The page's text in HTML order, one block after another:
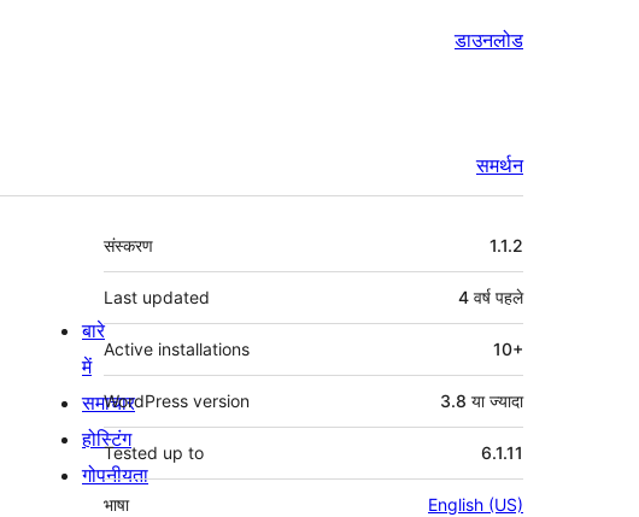
डाउनलोड
समर्थन
मेटा
संस्करण 1.1.2
Last updated 4 वर्ष पहले
Active installations 10+
WordPress version 3.8 या ज्यादा
Tested up to 6.1.11
भाषा English (US)
बारे
में
समाचार
होस्टिंग
गोपनीयता